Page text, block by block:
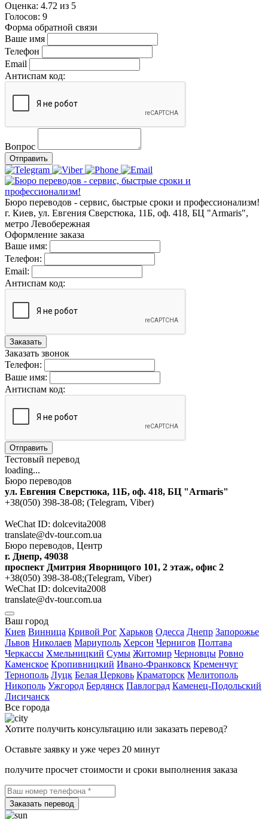
Оценка: 4.72 из 5
Голосов: 9
Форма обратной связи
Ваше имя
Телефон
Email
Антиспам код:
Вопрос
Отправить
Бюро переводов - сервис, быстрые сроки и профессионализм!
г. Киев, ул. Евгения Сверстюка, 11Б, оф. 418, БЦ "Armaris",
метро Левобережная
Оформление заказа
Ваше имя:
Телефон:
Email:
Антиспам код:
Заказать
Заказать звонок
Телефон:
Ваше имя:
Антиспам код:
Отправить
Тестовый перевод
loading...
Бюро переводов
ул. Евгения Сверстюка, 11Б, оф. 418, БЦ "Armaris"
+38(050) 398-38-08; (Telegram, Viber)
WeChat ID: dolcevita2008
translate@dv-tour.com.ua
Бюро переводов, Центр
г. Днепр, 49038
проспект Дмитрия Яворницого 101, 2 этаж, офис 2
+38(050) 398-38-08;(Telegram, Viber)
WeChat ID: dolcevita2008
translate@dv-tour.com.ua
Ваш город
Киев Винница Кривой Рог Харьков Одесса Днепр Запорожье
Львов Николаев Мариуполь Херсон Чернигов Полтава
Черкассы Хмельницкий Сумы Житомир Черновцы Ровно
Каменское Кропивницкий Ивано-Франковск Кременчуг
Тернополь Луцк Белая Церковь Краматорск Мелитополь
Никополь Ужгород Бердянск Павлоград Каменец-Подольский
Лисичанск
Все города
Хотите получить консультацию или заказать перевод?
Оставьте заявку и уже через 20 минут
получите просчет стоимости и сроки выполнения заказа
Заказать перевод